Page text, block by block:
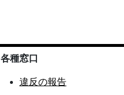
各種窓口
違反の報告